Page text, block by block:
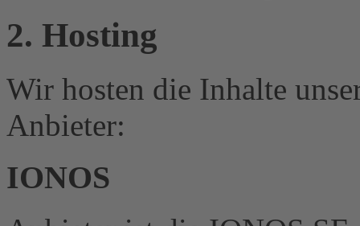
2. Hosting
Wir hosten die Inhalte
Anbieter:
IONOS